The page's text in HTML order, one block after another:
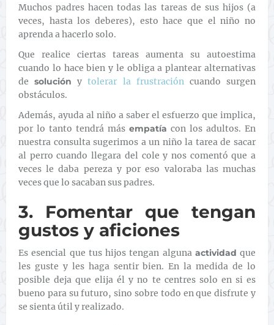
Muchos padres hacen todas las tareas de sus hijos (a
veces, hasta los deberes), esto hace que el niño no
aprenda a hacerlo solo.
Que realice ciertas tareas aumenta su autoestima
cuando lo hace bien y le obliga a plantear alternativas
desolución ytolerar la frustracióncuando surgen
obstáculos.
Además, ayuda al niño a saber el esfuerzo que implica,
por lo tanto tendrá más empatía con los adultos. En
nuestra consulta sugerimos a un niño la tarea de sacar
al perro cuando llegara del cole y nos comentó que a
veces le daba pereza y por eso valoraba las muchas
veces que lo sacaban sus padres.
3. Fomentar que tengan
gustos y aficiones
Es esencial que tus hijos tengan alguna actividad que
les guste y les haga sentir bien. En la medida de lo
posible deja que elija él y no te centres solo en si es
bueno para su futuro, sino sobre todo en que disfrute y
se sienta útil y realizado.